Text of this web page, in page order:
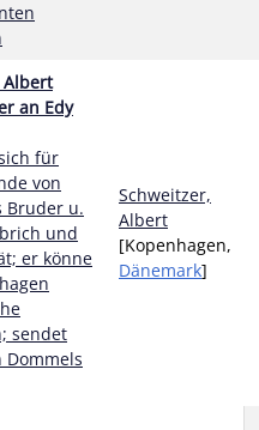
Albert
an Edy
für
von
Bruder u.
und
er könne
sendet
Dommels
Schweitzer,
Albert
[Kopenhagen,
Dänemark]